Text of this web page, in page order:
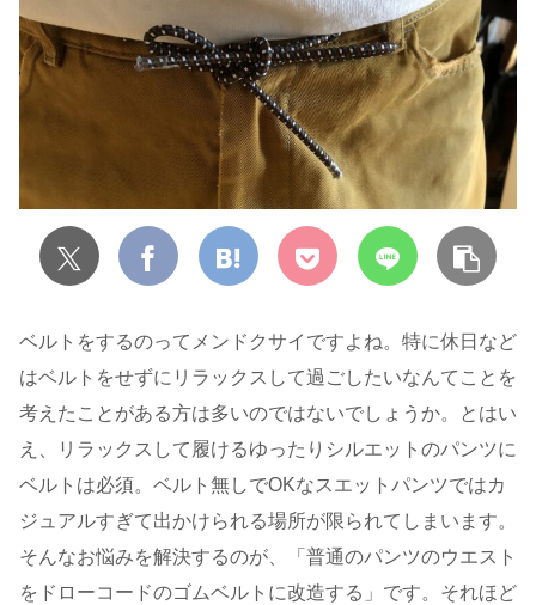
ベルトをするのってメンドクサイですよね。特に休日など
はベルトをせずにリラックスして過ごしたいなんてことを
考えたことがある方は多いのではないでしょうか。とはい
え、リラックスして履けるゆったりシルエットのパンツに
ベルトは必須。ベルト無しでOKなスエットパンツではカ
ジュアルすぎて出かけられる場所が限られてしまいます。
そんなお悩みを解決するのが、「普通のパンツのウエスト
をドローコードのゴムベルトに改造する」です。それほど